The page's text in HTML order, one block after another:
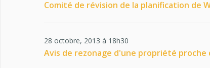
Comité de révision de la planification de
28 octobre, 2013 à 18h30
Avis de rezonage d'une propriété proche